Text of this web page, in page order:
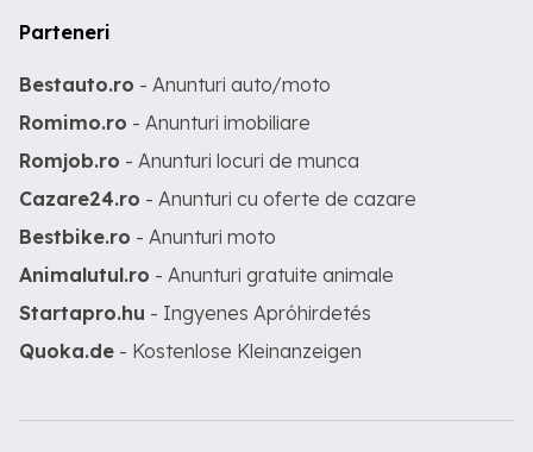
Parteneri
Bestauto.ro - Anunturi auto/moto
Romimo.ro - Anunturi imobiliare
Romjob.ro - Anunturi locuri de munca
Cazare24.ro - Anunturi cu oferte de cazare
Bestbike.ro - Anunturi moto
Animalutul.ro - Anunturi gratuite animale
Startapro.hu - Ingyenes Apróhirdetés
Quoka.de - Kostenlose Kleinanzeigen